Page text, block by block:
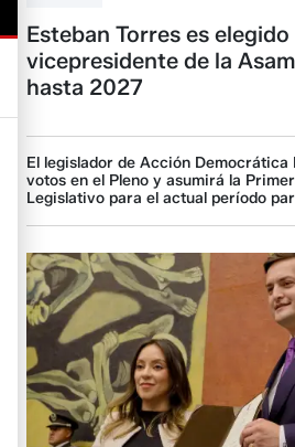
Esteban Torres es
vicepresidente de la
hasta 2027
El legislador de Acción
votos en el Pleno y asumirá la
Legislativo para el actual período